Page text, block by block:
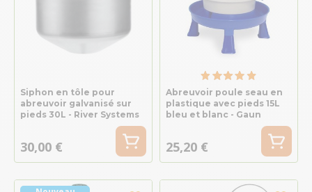
Siphon en tôle pour
abreuvoir galvanisé sur
pieds 30L - River Systems
30,00 €
Abreuvoir poule seau en
plastique avec pieds 15L
bleu et blanc - Gaun
25,20 €